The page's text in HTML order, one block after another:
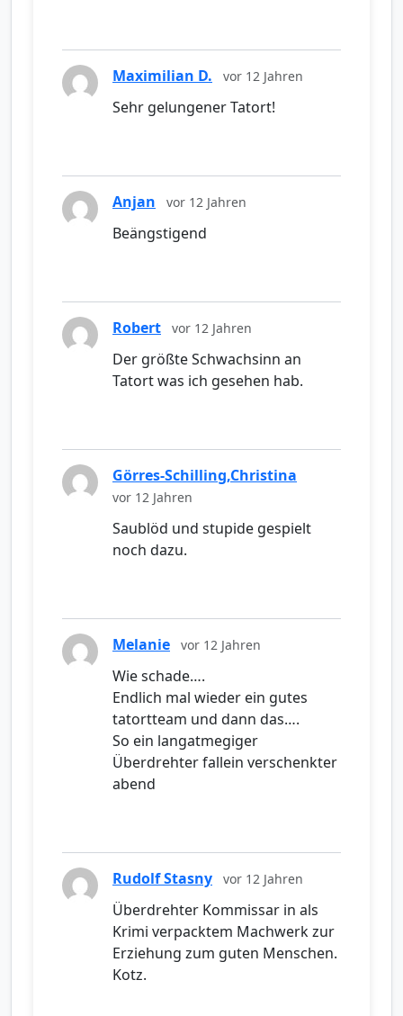
Maximilian D. vor 12 Jahren
Sehr gelungener Tatort!
Anjan vor 12 Jahren
Beängstigend
Robert vor 12 Jahren
Der größte Schwachsinn an
Tatort was ich gesehen hab.
Görres-Schilling,Christina
vor 12 Jahren
Saublöd und stupide gespielt
noch dazu.
Melanie vor 12 Jahren
Wie schade….
Endlich mal wieder ein gutes
tatortteam und dann das….
So ein langatmegiger
Überdrehter fallein verschenkter
abend
Rudolf Stasny vor 12 Jahren
Überdrehter Kommissar in als
Krimi verpacktem Machwerk zur
Erziehung zum guten Menschen.
Kotz.